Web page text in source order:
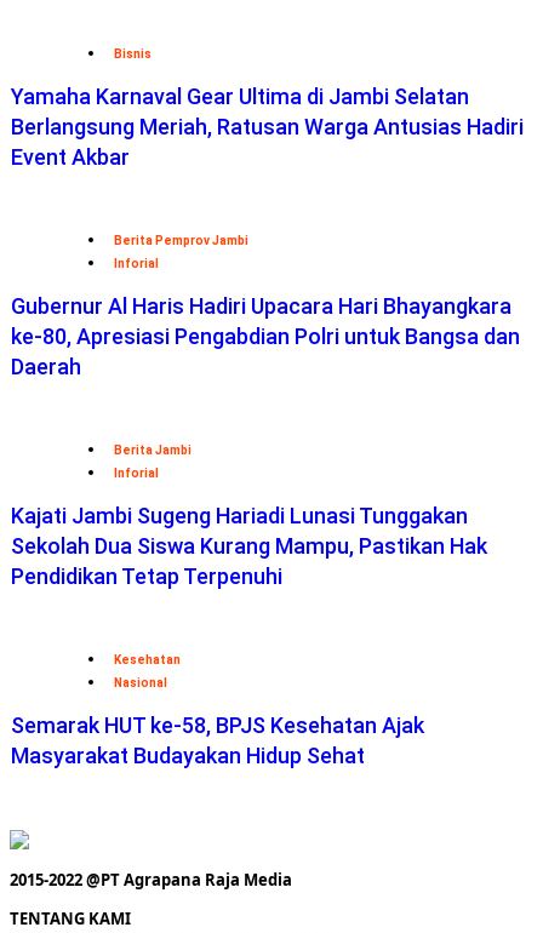
Bisnis
Yamaha Karnaval Gear Ultima di Jambi Selatan
Berlangsung Meriah, Ratusan Warga Antusias Hadiri
Event Akbar
Berita Pemprov Jambi
Inforial
Gubernur Al Haris Hadiri Upacara Hari Bhayangkara
ke-80, Apresiasi Pengabdian Polri untuk Bangsa dan
Daerah
Berita Jambi
Inforial
Kajati Jambi Sugeng Hariadi Lunasi Tunggakan
Sekolah Dua Siswa Kurang Mampu, Pastikan Hak
Pendidikan Tetap Terpenuhi
Kesehatan
Nasional
Semarak HUT ke-58, BPJS Kesehatan Ajak
Masyarakat Budayakan Hidup Sehat
2015-2022 @PT Agrapana Raja Media
TENTANG KAMI